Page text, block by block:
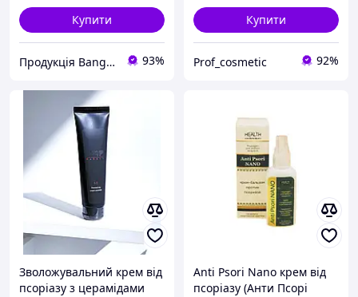
Купити
Продукція Bang De Li 93%
Купити
Prof_cosmetic 92%
Зволожувальний крем від
псоріазу з церамідами
Anti Psori Nano крем від
псоріазу (Анти Псорі